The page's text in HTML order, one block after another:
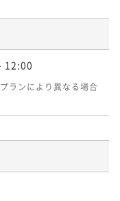
12:00
ランにより異なる場合